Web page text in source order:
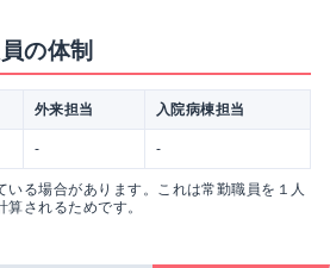
の体制
外来担当 入院病棟担当
- -
る場合があります。これは常勤職員を１人
されるためです。